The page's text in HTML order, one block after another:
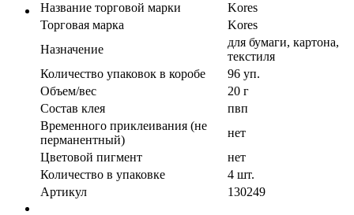
Название торговой марки
Kores
Торговая марка
Kores
Назначение
для бумаги, картона,
текстиля
Количество упаковок в коробе
96 уп.
Объем/вес
20 г
Состав клея
пвп
Временного приклеивания (не
перманентный)
нет
Цветовой пигмент
нет
Количество в упaковке
4 шт.
Артикул
130249